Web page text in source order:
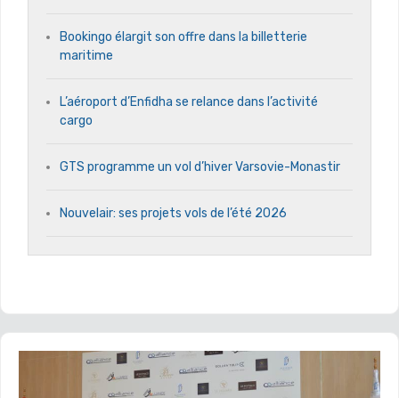
Bookingo élargit son offre dans la billetterie
maritime
L’aéroport d’Enfidha se relance dans l’activité
cargo
GTS programme un vol d’hiver Varsovie-Monastir
Nouvelair: ses projets vols de l’été 2026